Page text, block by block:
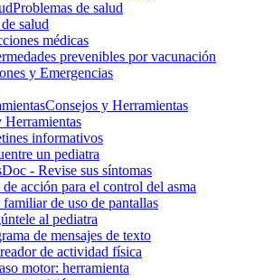
Problemas de salud
salud
médicas
prevenibles por vacunación
y Emergencias
Consejos y Herramientas
Herramientas
informativos
un pediatra
- Revise sus síntomas
de acción para el control del asma
familiar de uso de pantallas
al pediatra
de mensajes de texto
de activida​d física
motor: herramienta